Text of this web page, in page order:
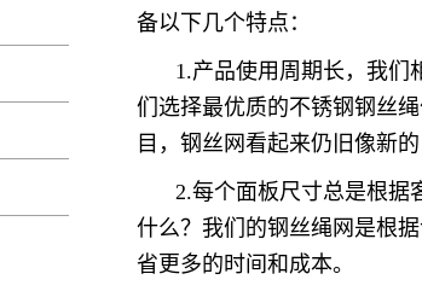
备以下几个特点：
1.产品使用周期长，我们
们选择最优质的不锈钢钢丝
目，钢丝网看起来仍旧像新的
2.每个面板尺寸总是根据
什么？我们的钢丝绳网是根
省更多的时间和成本。